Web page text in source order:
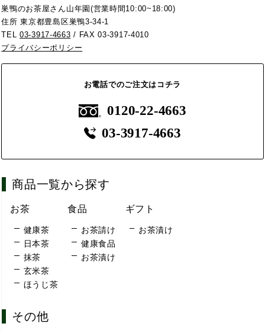
巣鴨のお茶屋さん山年園(営業時間10:00~18:00)
住所 東京都豊島区巣鴨3-34-1
TEL03-3917-4663 / FAX 03-3917-4010
プライバシーポリシー
お電話でのご注文はコチラ
0120-22-4663
03-3917-4663
商品一覧から探す
お茶
健康茶
日本茶
抹茶
玄米茶
ほうじ茶
食品
お茶請け
健康食品
お茶漬け
ギフト
お茶漬け
その他